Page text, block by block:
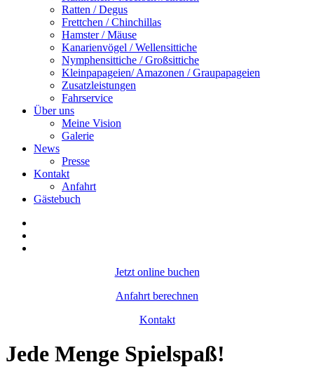
Ratten / Degus
Frettchen / Chinchillas
Hamster / Mäuse
Kanarienvögel / Wellensittiche
Nymphensittiche / Großsittiche
Kleinpapageien/ Amazonen / Graupapageien
Zusatzleistungen
Fahrservice
Über uns
Meine Vision
Galerie
News
Presse
Kontakt
Anfahrt
Gästebuch
Jetzt online buchen
Anfahrt berechnen
Kontakt
Jede Menge Spielspaß!